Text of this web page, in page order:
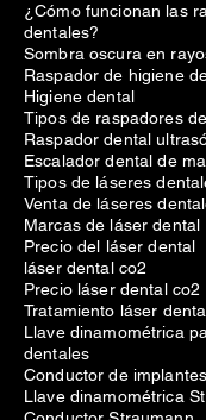
¿Cómo funcionan las
dentales?
Sombra oscura en
Raspador de higiene
Higiene dental
Tipos de raspadores
Raspador dental
Escalador dental de
Tipos de láseres
Venta de láseres
Marcas de láser dental
Precio del láser dental
láser dental co2
Precio láser dental co2
Tratamiento láser
Llave dinamométrica
dentales
Conductor de
Llave dinamométrica